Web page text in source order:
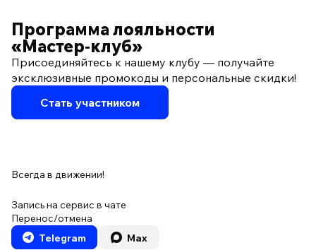
Программа лояльности
«Мастер‑клуб»
Присоединяйтесь к нашему клубу — получайте
эксклюзивные промокоды и персональные скидки!
Стать участником
Всегда в движении!
Запись на сервис в чате
Перенос/отмена
Telegram
Max